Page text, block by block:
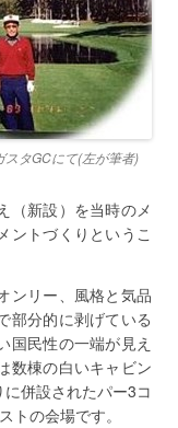
タGCにて(左が筆者)
（新設）を当時のメ
ントづくりというこ
ンリー、風格と気品
部分的に剥げている
国民性の一端が見え
数棟の白いキャビン
に併設されたパー3コ
トの会場です。